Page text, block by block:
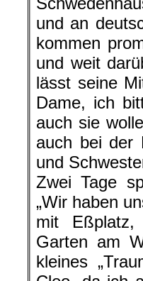
und an
kommen
und weit
lässt seine
Dame, ich
auch sie
auch bei der
und
Zwei Tage
„Wir haben
mit Eßplatz,
Garten am
kleines